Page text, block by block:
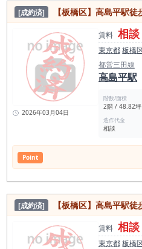
[成約済] 【板橋区】高島平駅徒歩3分
2026年03月04日
賃料 相談
東京都板橋
都営三田線
高島平駅
階数/面積
2階 / 48.82坪
造作代金
相談
Point
[成約済] 【板橋区】高島平駅徒歩4分
賃料 相談
東京都板橋